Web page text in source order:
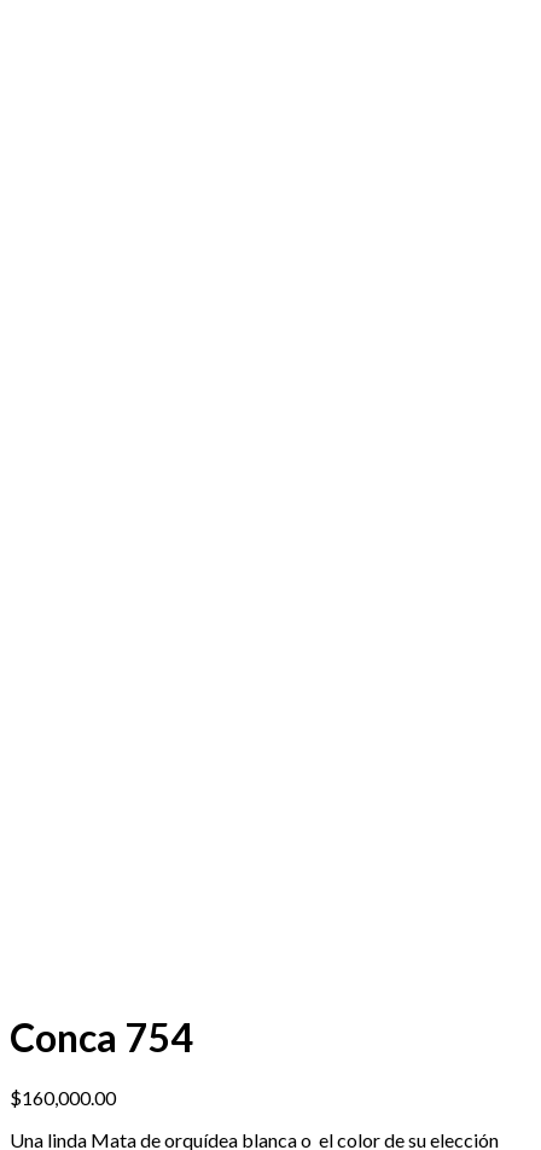
Conca 754
$160,000.00
Una linda Mata de orquídea blanca o el color de su elección